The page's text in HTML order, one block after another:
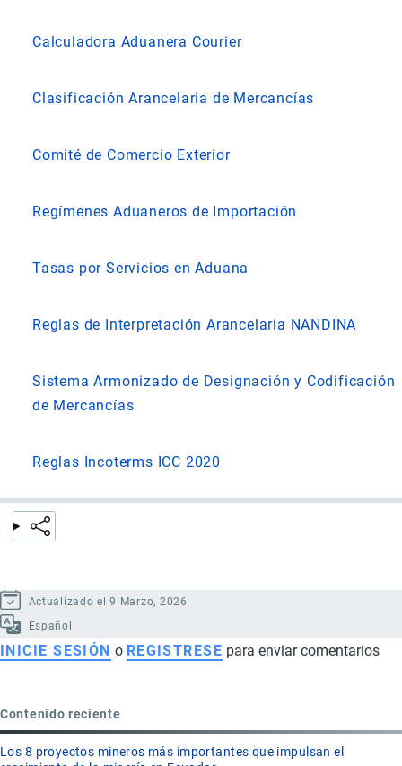
Calculadora Aduanera Courier
Clasificación Arancelaria de Mercancías
Comité de Comercio Exterior
Regímenes Aduaneros de Importación
Tasas por Servicios en Aduana
Reglas de Interpretación Arancelaria NANDINA
Sistema Armonizado de Designación y Codificación
de Mercancías
Reglas Incoterms ICC 2020
Actualizado el 9 Marzo, 2026
Español
INICIE SESIÓN o REGISTRESE para enviar comentarios
Contenido reciente
Los 8 proyectos mineros más importantes que impulsan el